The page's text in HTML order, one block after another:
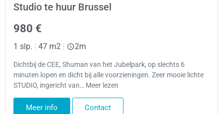
Studio te huur Brussel
980 €
1 slp. | 47 m2 | 2m
Dichtbij de CEE, Shuman van het Jubelpark, op slechts 6
minuten lopen en dicht bij alle voorzieningen. Zeer mooie lichte
STUDIO, ingericht van… Meer lezen
Meer info Contact